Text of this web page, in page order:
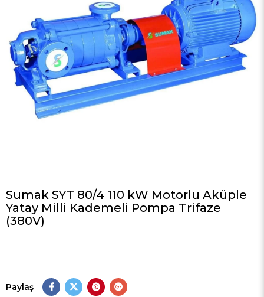
Sumak SYT 80/4 110 kW Motorlu Aküple
Yatay Milli Kademeli Pompa Trifaze
(380V)
Paylaş